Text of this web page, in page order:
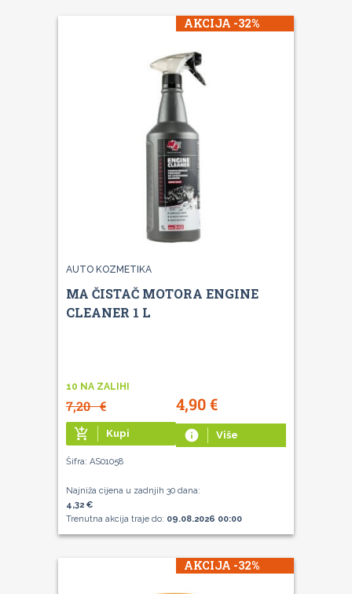
AKCIJA -32%
AUTO KOZMETIKA
MA ČISTAČ MOTORA ENGINE
CLEANER 1 L
10 NA ZALIHI
7,20€ 4,90€
add_shopping_cart Kupi info Više
Šifra: AS01058
Najniža cijena u zadnjih 30 dana:
4,32 €
Trenutna akcija traje do: 09.08.2026 00:00
AKCIJA -32%